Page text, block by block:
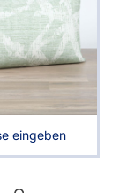
eingeben